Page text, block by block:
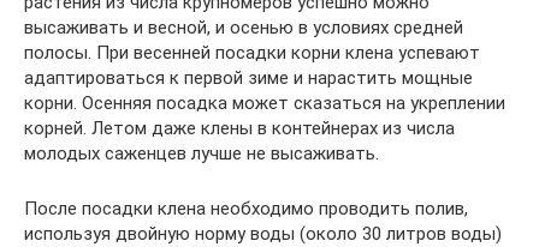
высаживать и весной, и осенью в условиях средней
полосы. При весенней посадки корни клена успевают
адаптироваться к первой зиме и нарастить мощные
корни. Осенняя посадка может сказаться на укреплении
корней. Летом даже клены в контейнерах из числа
молодых саженцев лучше не высаживать.
После посадки клена необходимо проводить полив,
используя двойную норму воды (около 30 литров воды)